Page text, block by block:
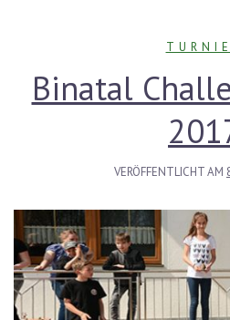
Binatal
VERÖFFENTLICHT AM